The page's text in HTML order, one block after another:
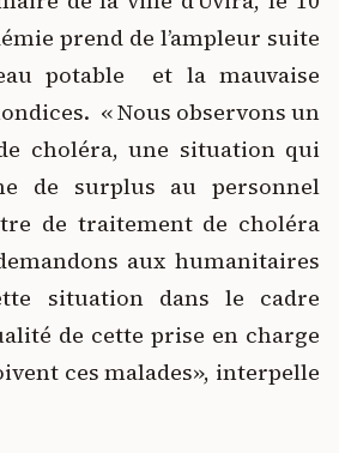
prend de l’ampleur suite
potable et la mauvaise
« Nous observons un
choléra, une situation qui
de surplus au personnel
de traitement de choléra
aux humanitaires
situation dans le cadre
de cette prise en charge
ces malades», interpelle